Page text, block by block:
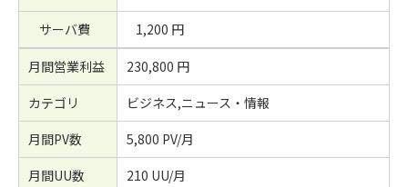
サーバ費
1,200 円
月間営業利益
230,800 円
カテゴリ
ビジネス,ニュース・情報
月間PV数
5,800 PV/月
月間UU数
210 UU/月